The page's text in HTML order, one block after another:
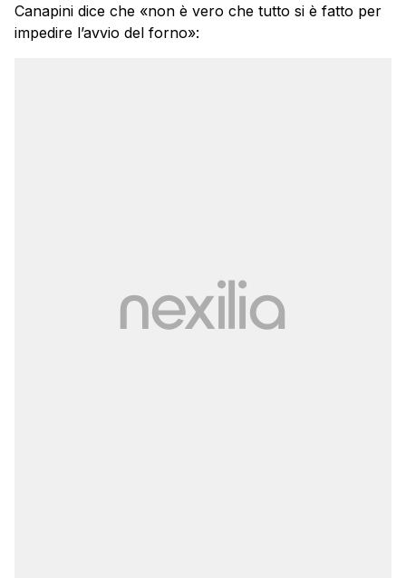
Canapini dice che «non è vero che tutto si è fatto per
impedire l’avvio del forno»: